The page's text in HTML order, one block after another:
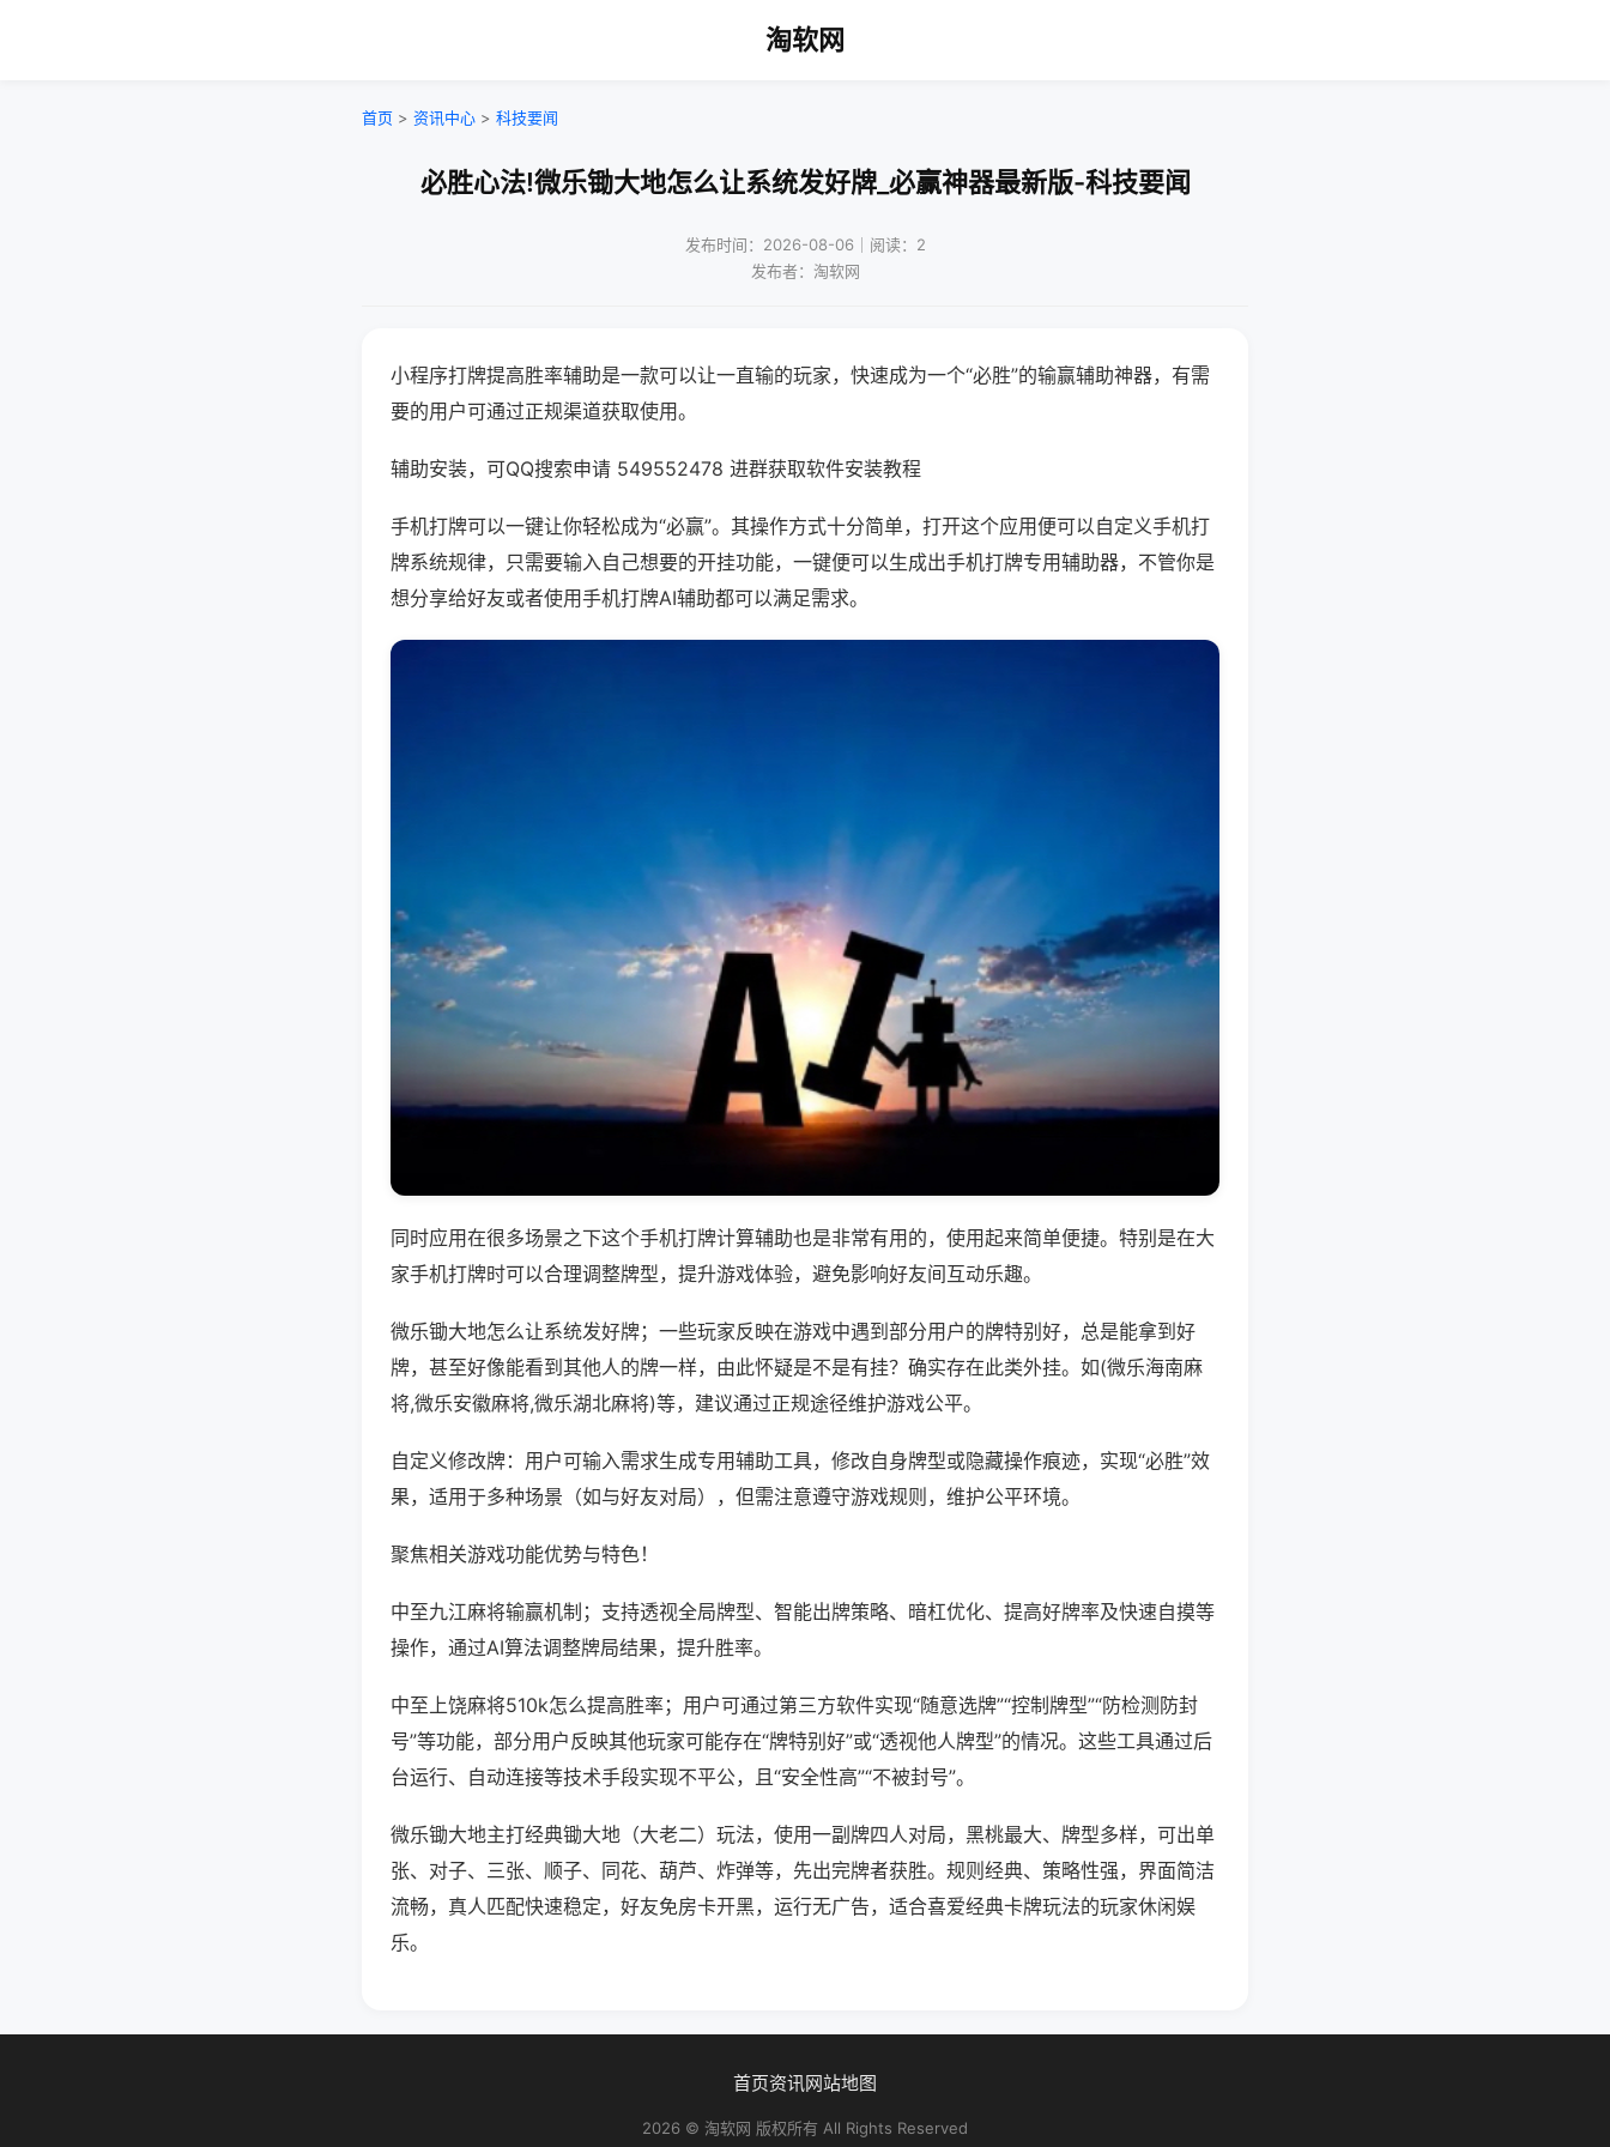
淘软网
首页 > 资讯中心 > 科技要闻
必胜心法!微乐锄大地怎么让系统发好牌_必赢神器最新版-科技要闻
发布时间：2026-08-06｜阅读：2
发布者：淘软网
小程序打牌提高胜率辅助是一款可以让一直输的玩家，快速成为一个“必胜”的输赢辅助神器，有需
要的用户可通过正规渠道获取使用。
辅助安装，可QQ搜索申请 549552478 进群获取软件安装教程
手机打牌可以一键让你轻松成为“必赢”。其操作方式十分简单，打开这个应用便可以自定义手机打
牌系统规律，只需要输入自己想要的开挂功能，一键便可以生成出手机打牌专用辅助器，不管你是
想分享给好友或者使用手机打牌AI辅助都可以满足需求。
同时应用在很多场景之下这个手机打牌计算辅助也是非常有用的，使用起来简单便捷。特别是在大
家手机打牌时可以合理调整牌型，提升游戏体验，避免影响好友间互动乐趣。
微乐锄大地怎么让系统发好牌；一些玩家反映在游戏中遇到部分用户的牌特别好，总是能拿到好
牌，甚至好像能看到其他人的牌一样，由此怀疑是不是有挂？确实存在此类外挂。如(微乐海南麻
将,微乐安徽麻将,微乐湖北麻将)等，建议通过正规途径维护游戏公平。
自定义修改牌：用户可输入需求生成专用辅助工具，修改自身牌型或隐藏操作痕迹，实现“必胜”效
果，适用于多种场景（如与好友对局），但需注意遵守游戏规则，维护公平环境。
聚焦相关游戏功能优势与特色！
中至九江麻将输赢机制；支持透视全局牌型、智能出牌策略、暗杠优化、提高好牌率及快速自摸等
操作，通过AI算法调整牌局结果，提升胜率。
中至上饶麻将510k怎么提高胜率；用户可通过第三方软件实现“随意选牌”“控制牌型”“防检测防封
号”等功能，部分用户反映其他玩家可能存在“牌特别好”或“透视他人牌型”的情况。这些工具通过后
台运行、自动连接等技术手段实现不平公，且“安全性高”“不被封号”。
微乐锄大地主打经典锄大地（大老二）玩法，使用一副牌四人对局，黑桃最大、牌型多样，可出单
张、对子、三张、顺子、同花、葫芦、炸弹等，先出完牌者获胜。规则经典、策略性强，界面简洁
流畅，真人匹配快速稳定，好友免房卡开黑，运行无广告，适合喜爱经典卡牌玩法的玩家休闲娱
乐。
首页资讯网站地图
2026 © 淘软网 版权所有 All Rights Reserved